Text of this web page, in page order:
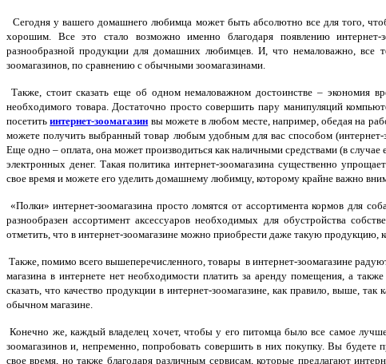
Сегодня у вашего домашнего любимца может быть абсолютно все для того,
хорошим. Все это стало возможно именно благодаря появлению
разнообразной продукции для домашних любимцев. И, что немаловажно, все
зоомагазинов, по сравнению с обычными зоомагазинами.
Также, стоит сказать еще об одном немаловажном достоинстве – экономия
необходимого товара. Достаточно просто совершить пару манипуляций
посетитьинтернет-зоомагазин вы можете в любом месте, например, обедая на
можете получить выбранный товар любым удобным для вас способом (интернет-
Еще одно – оплата, она может производиться как наличными средствами (в
электронных денег. Такая политика интернет-зоомагазина существенно
свое время и можете его уделить домашнему любимцу, которому крайне важно
«Полки» интернет-зоомагазина просто ломятся от ассортимента кормов для
разнообразен ассортимент аксессуаров необходимых для обустройства
отметить, что в интернет-зоомагазине можно приобрести даже такую
Также, помимо всего вышеперечисленного, товары в интернет-зоомагазине
магазина в интернете нет необходимости платить за аренду помещения, а
сказать, что качество продукции в интернет-зоомагазине, как правило, выше,
обычном магазине.
Конечно же, каждый владелец хочет, чтобы у его питомца было все самое
зоомагазинов и, непременно, попробовать совершить в них покупку. Вы будете
свое время, но также благодаря различным сервисам, которые предлагают